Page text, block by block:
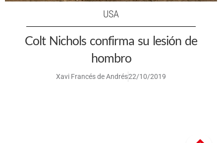
USA
Colt Nichols confirma su lesión de
hombro
Xavi Francés de Andrés22/10/2019